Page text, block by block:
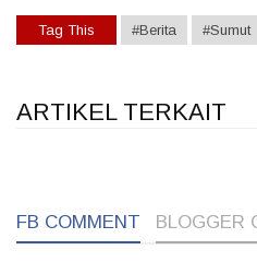
Tag This #Berita #Sumut
ARTIKEL TERKAIT
FB COMMENT BLOGGER